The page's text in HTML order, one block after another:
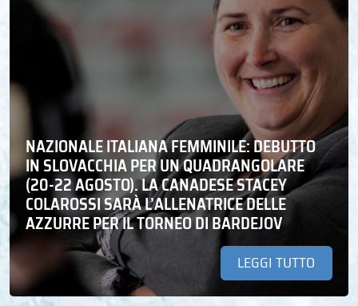
NAZIONALE ITALIANA FEMMINILE: DEBUTTO
IN SLOVACCHIA PER UN QUADRANGOLARE
(20-22 AGOSTO). LA CANADESE STACEY
COLAROSSI SARÀ L’ALLENATRICE DELLE
AZZURRE PER IL TORNEO DI BARDEJOV
LEGGI TUTTO